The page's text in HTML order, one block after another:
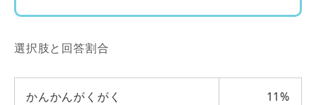
選択肢と回答割合
かんかんがくがく 11%